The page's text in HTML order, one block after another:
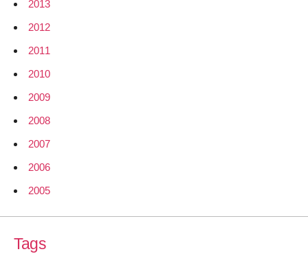
2013
2012
2011
2010
2009
2008
2007
2006
2005
Tags